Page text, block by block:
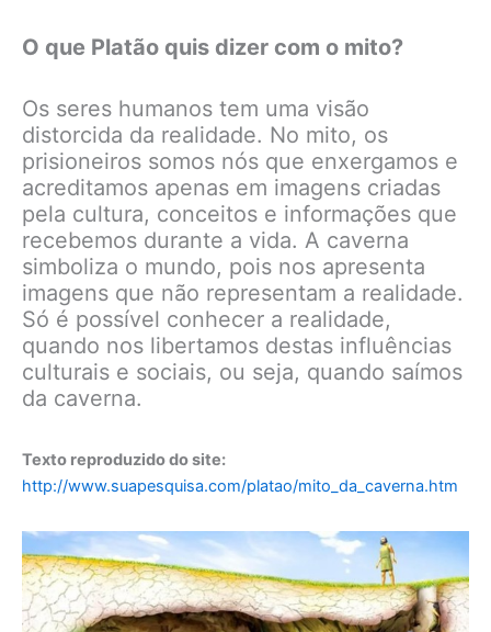
O que Platão quis dizer com o mito?
Os seres humanos tem uma visão
distorcida da realidade. No mito, os
prisioneiros somos nós que enxergamos e
acreditamos apenas em imagens criadas
pela cultura, conceitos e informações que
recebemos durante a vida. A caverna
simboliza o mundo, pois nos apresenta
imagens que não representam a realidade.
Só é possível conhecer a realidade,
quando nos libertamos destas influências
culturais e sociais, ou seja, quando saímos
da caverna.
Texto reproduzido do site:
http://www.suapesquisa.com/platao/mito_da_caverna.htm